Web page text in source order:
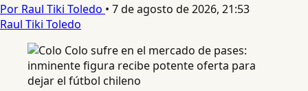
Por Raul Tiki Toledo • 7 de agosto de 2026, 21:53
Raul Tiki Toledo